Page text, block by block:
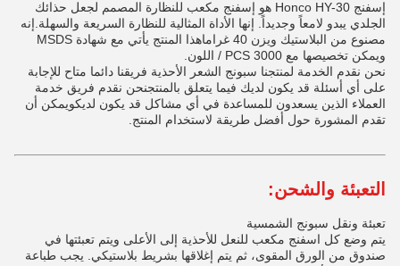
إسفنج Honco HY-30 هو إسفنج مكعب للنظارة المصمم لجعل حذائك
الجلدي يبدو لامعاً وجديداً. إنها الأداة المثالية للنظارة السريعة والسهلة.إنه
مصنوع من البلاستيك ويزن 40 غراماهذا المنتج يأتي مع شهادة MSDS
ويمكن تخصيصها مع 3000 PCS / اللون.
نحن نقدم الخدمة لمنتجنا سبونج الشعر الأحذية فريقنا دائما متاح للإجابة
على أي أسئلة قد يكون لديك فيما يتعلق بالمنتجنحن نقدم فريق خدمة
العملاء الذين يسعدون للمساعدة في أي مشاكل قد يكون لديكويمكن أن
تقدم المشورة حول أفضل طريقة لاستخدام المنتج.
التعبئة والشحن:
تعبئة ونقل سبونج الشمسية
يتم وضع كل اسفنج مكعب للنعل للأحذية إلى الأعلى ويتم تعبئتها في
صندوق من الورق المقوى، ثم يتم إغلاقها بشريط بلاستيكي. يجب طباعة